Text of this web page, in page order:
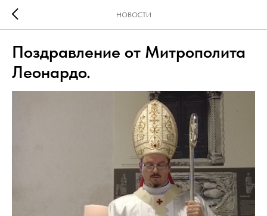
НОВОСТИ
Поздравление от Митрополита
Леонардо.